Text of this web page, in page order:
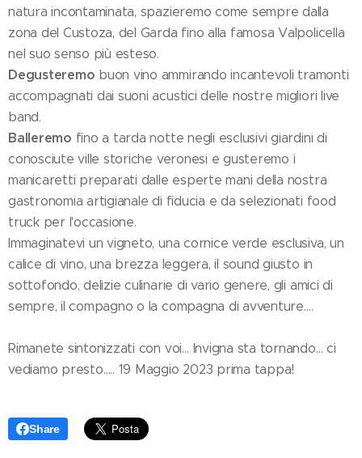
natura incontaminata, spazieremo come sempre dalla
zona del Custoza, del Garda fino alla famosa Valpolicella
nel suo senso più esteso.
Degusteremo buon vino ammirando incantevoli tramonti
accompagnati dai suoni acustici delle nostre migliori live
band.
Balleremo fino a tarda notte negli esclusivi giardini di
conosciute ville storiche veronesi e gusteremo i
manicaretti preparati dalle esperte mani della nostra
gastronomia artigianale di fiducia e da selezionati food
truck per l'occasione.
Immaginatevi un vigneto, una cornice verde esclusiva, un
calice di vino, una brezza leggera, il sound giusto in
sottofondo, delizie culinarie di vario genere, gli amici di
sempre, il compagno o la compagna di avventure….
Rimanete sintonizzati con voi… Invigna sta tornando… ci
vediamo presto….. 19 Maggio 2023 prima tappa!
Share